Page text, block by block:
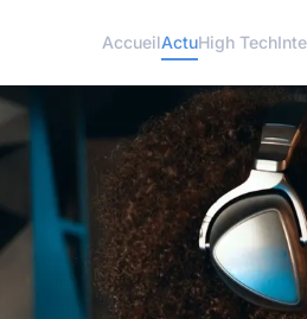
AccueilActuHigh Tech